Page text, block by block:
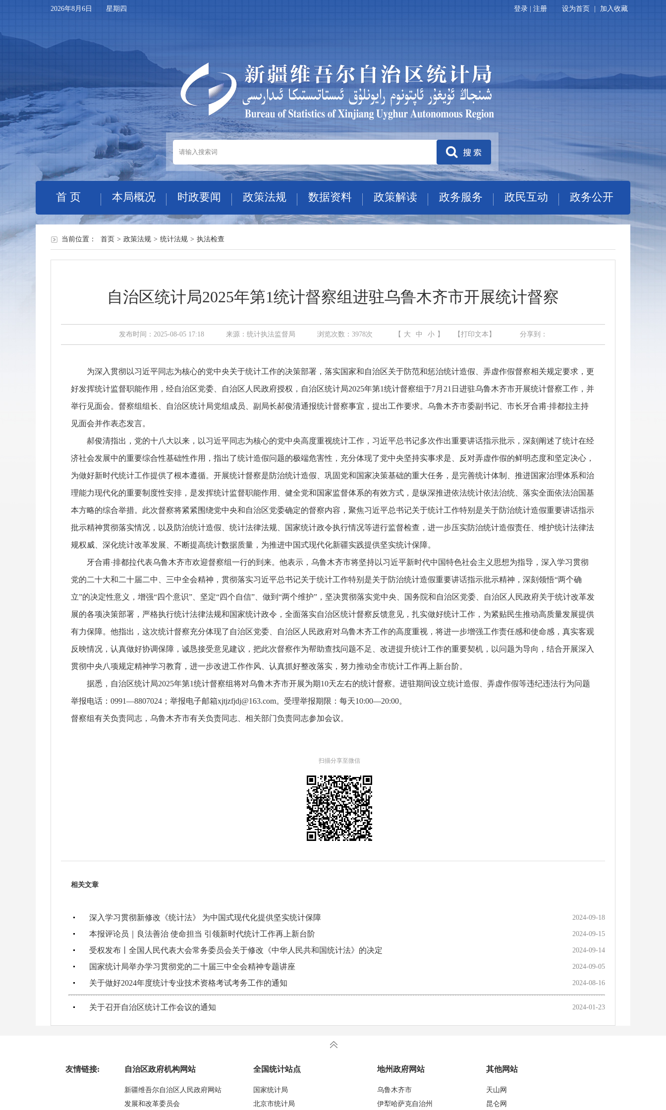
2026年8月6日 星期四 设为首页 加入收藏
登录 注册
首 页 本局概况 时政要闻 政策法规 数据资料 政策解读 政务服务 政民互动 政务公开
当前位置： 首页 > 政策法规 > 统计法规 > 执法检查
自治区统计局2025年第1统计督察组进驻乌鲁木齐市开展统计督察
发布时间：2025-08-05 17:18 来源：统计执法监督局 浏览次数： 3978次 【 大 中 小 】 【打印文本】 分享到：
为深入贯彻以习近平同志为核心的党中央关于统计工作的决策部署，落实国家和自治区关于防范和惩治统计造假、弄虚作假督察相关规定要求，更
好发挥统计监督职能作用，经自治区党委、自治区人民政府授权，自治区统计局2025年第1统计督察组于7月21日进驻乌鲁木齐市开展统计督察工作，并
举行见面会。督察组组长、自治区统计局党组成员、副局长郝俊清通报统计督察事宜，提出工作要求。乌鲁木齐市委副书记、市长牙合甫·排都拉主持
见面会并作表态发言。
郝俊清指出，党的十八大以来，以习近平同志为核心的党中央高度重视统计工作，习近平总书记多次作出重要讲话指示批示，深刻阐述了统计在经
济社会发展中的重要综合性基础性作用，指出了统计造假问题的极端危害性，充分体现了党中央坚持实事求是、反对弄虚作假的鲜明态度和坚定决心，
为做好新时代统计工作提供了根本遵循。开展统计督察是防治统计造假、巩固党和国家决策基础的重大任务，是完善统计体制、推进国家治理体系和治
理能力现代化的重要制度性安排，是发挥统计监督职能作用、健全党和国家监督体系的有效方式，是纵深推进依法统计依法治统、落实全面依法治国基
本方略的综合举措。此次督察将紧紧围绕党中央和自治区党委确定的督察内容，聚焦习近平总书记关于统计工作特别是关于防治统计造假重要讲话指示
批示精神贯彻落实情况，以及防治统计造假、统计法律法规、国家统计政令执行情况等进行监督检查，进一步压实防治统计造假责任、维护统计法律法
规权威、深化统计改革发展、不断提高统计数据质量，为推进中国式现代化新疆实践提供坚实统计保障。
牙合甫·排都拉代表乌鲁木齐市欢迎督察组一行的到来。他表示，乌鲁木齐市将坚持以习近平新时代中国特色社会主义思想为指导，深入学习贯彻
党的二十大和二十届二中、三中全会精神，贯彻落实习近平总书记关于统计工作特别是关于防治统计造假重要讲话指示批示精神，深刻领悟“两个确
立”的决定性意义，增强“四个意识”、坚定“四个自信”、做到“两个维护”，坚决贯彻落实党中央、国务院和自治区党委、自治区人民政府关于统计改革发
展的各项决策部署，严格执行统计法律法规和国家统计政令，全面落实自治区统计督察反馈意见，扎实做好统计工作，为紧贴民生推动高质量发展提供
有力保障。他指出，这次统计督察充分体现了自治区党委、自治区人民政府对乌鲁木齐工作的高度重视，将进一步增强工作责任感和使命感，真实客观
反映情况，认真做好协调保障，诚恳接受意见建议，把此次督察作为帮助查找问题不足、改进提升统计工作的重要契机，以问题为导向，结合开展深入
贯彻中央八项规定精神学习教育，进一步改进工作作风、认真抓好整改落实，努力推动全市统计工作再上新台阶。
据悉，自治区统计局2025年第1统计督察组将对乌鲁木齐市开展为期10天左右的统计督察。进驻期间设立统计造假、弄虚作假等违纪违法行为问题
举报电话：0991—8807024；举报电子邮箱xjtjzfjdj@163.com。受理举报期限：每天10:00—20:00。
督察组有关负责同志，乌鲁木齐市有关负责同志、相关部门负责同志参加会议。
扫描分享至微信
相关文章
2024-09-18
深入学习贯彻新修改《统计法》 为中国式现代化提供坚实统计保障
2024-09-15
本报评论员｜良法善治 使命担当 引领新时代统计工作再上新台阶
2024-09-14
受权发布丨全国人民代表大会常务委员会关于修改《中华人民共和国统计法》的决定
2024-09-05
国家统计局举办学习贯彻党的二十届三中全会精神专题讲座
2024-08-16
关于做好2024年度统计专业技术资格考试考务工作的通知
2024-01-23
关于召开自治区统计工作会议的通知
友情链接: 自治区政府机构网站
新疆维吾尔自治区人民政府网站
发展和改革委员会
全国统计站点
国家统计局
北京市统计局
地州政府网站
乌鲁木齐市
伊犁哈萨克自治州
其他网站
天山网
昆仑网